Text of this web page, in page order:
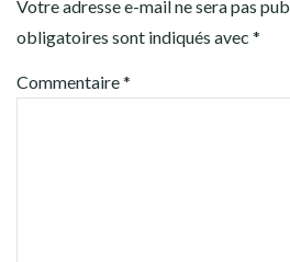
Votre adresse e-mail ne sera pas
obligatoires sont indiqués avec *
Commentaire*